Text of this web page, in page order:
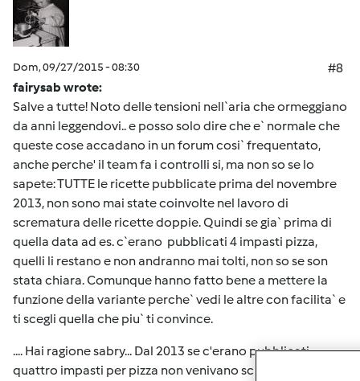
Dom, 09/27/2015 - 08:30
#8
fairysab wrote:
Salve a tutte! Noto delle tensioni nell`aria che ormeggiano
da anni leggendovi.. e posso solo dire che e` normale che
queste cose accadano in un forum cosi` frequentato,
anche perche' il team fa i controlli si, ma non so se lo
sapete: TUTTE le ricette pubblicate prima del novembre
2013, non sono mai state coinvolte nel lavoro di
scrematura delle ricette doppie. Quindi se gia` prima di
quella data ad es. c`erano pubblicati 4 impasti pizza,
quelli li restano e non andranno mai tolti, non so se son
stata chiara. Comunque hanno fatto bene a mettere la
funzione della variante perche` vedi le altre con facilita` e
ti scegli quella che piu` ti convince.
.... Hai ragione sabry... Dal 2013 se c'erano pubblicati
quattro impasti per pizza non venivano scremate....ora